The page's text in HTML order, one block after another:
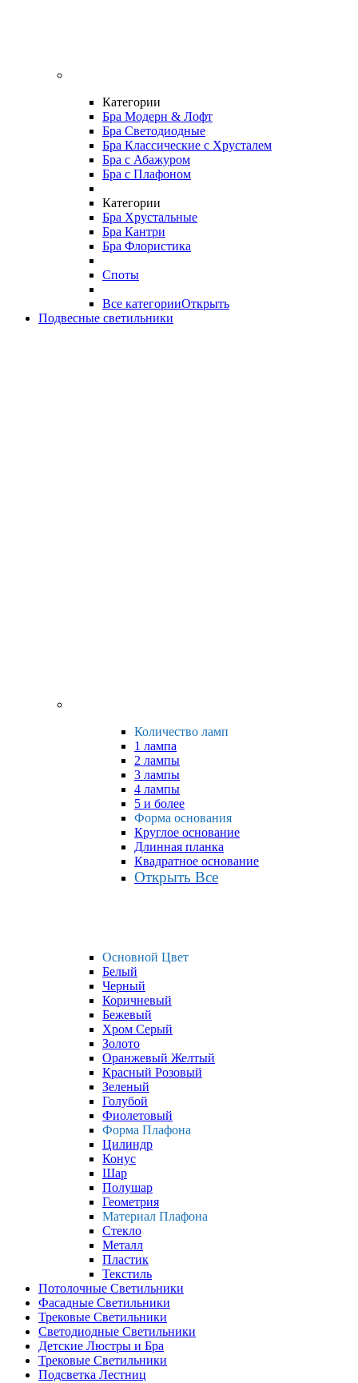
Категории
Бра Модерн & Лофт
Бра Светодиодные
Бра Классические с Хрусталем
Бра с Абажуром
Бра с Плафоном
Категории
Бра Хрустальные
Бра Кантри
Бра Флористика
Споты
Все категорииОткрыть
Подвесные светильники
Количество ламп
1 лампа
2 лампы
3 лампы
4 лампы
5 и более
Форма основания
Круглое основание
Длинная планка
Квадратное основание
Открыть Все
Основной Цвет
Белый
Черный
Коричневый
Бежевый
Хром Серый
Золото
Оранжевый Желтый
Красный Розовый
Зеленый
Голубой
Фиолетовый
Форма Плафона
Цилиндр
Конус
Шар
Полушар
Геометрия
Материал Плафона
Стекло
Металл
Пластик
Текстиль
Потолочные Светильники
Фасадные Светильники
Трековые Светильники
Светодиодные Светильники
Детские Люстры и Бра
Трековые Светильники
Подсветка Лестниц